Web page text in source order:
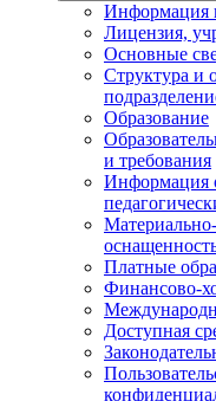
Информация
Лицензия,
Основные
Структура и
Образование
и требования
Информация
Платные
Финансово-
Доступная